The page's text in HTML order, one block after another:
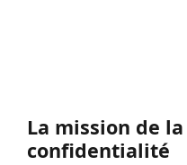
La mission de
confidentialité